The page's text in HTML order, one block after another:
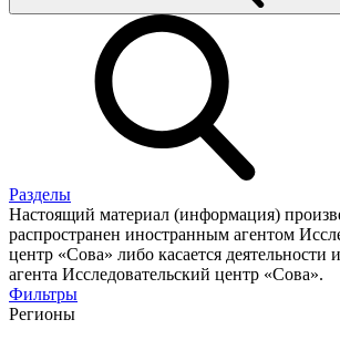
Разделы
Настоящий материал (информация)
распространен иностранным агентом
центр «Сова» либо касается деятельности
агента Исследовательский центр «Сова».
Фильтры
Регионы